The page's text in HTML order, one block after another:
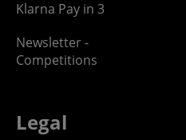
Klarna Pay in 3
Newsletter -
Competitions
Legal